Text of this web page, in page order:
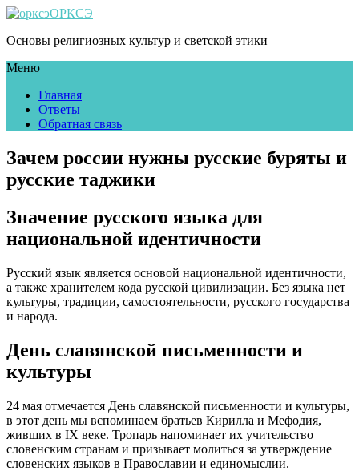
ОРКСЭ
Основы религиозных культур и светской этики
Меню
Главная
Ответы
Обратная связь
Зачем россии нужны русские буряты и
русские таджики
Значение русского языка для
национальной идентичности
Русский язык является основой национальной идентичности,
а также хранителем кода русской цивилизации. Без языка нет
культуры, традиции, самостоятельности, русского государства
и народа.
День славянской письменности и
культуры
24 мая отмечается День славянской письменности и культуры,
в этот день мы вспоминаем братьев Кирилла и Мефодия,
живших в IX веке. Тропарь напоминает их учительство
словенским странам и призывает молиться за утверждение
словенских языков в Православии и единомыслии.